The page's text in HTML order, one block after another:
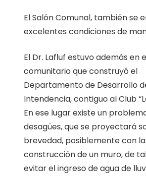
El Salón Comunal, también se
excelentes condiciones de
El Dr. Lafluf estuvo además en
comunitario que construyó el
Departamento de Desarrollo
Intendencia, contiguo al Club
En ese lugar existe un
desagües, que se proyectará
brevedad, posiblemente con la
construcción de un muro, de
evitar el ingreso de agua de